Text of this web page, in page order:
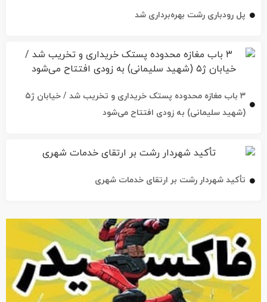
پل رودباری رشت بهره‌برداری شد
۳ باب مغازه محدوده پستک خریداری و تخریب شد / خیابان ژ۵
(شهید سلیمانی) به زودی افتتاح می‌شود
تأکید شهردار رشت بر ارتقای خدمات شهری